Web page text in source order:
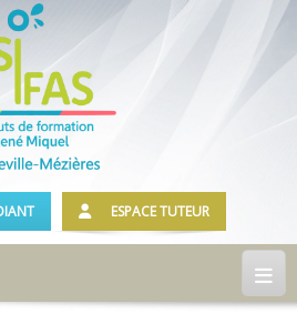
ESPACE TUTEUR